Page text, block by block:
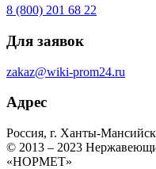
8 (800) 201 68 22
Для заявок
zakaz@wiki-prom24.ru
Адрес
Россия, г. Ханты-
© 2013 – 2023
«НОРМЕТ»